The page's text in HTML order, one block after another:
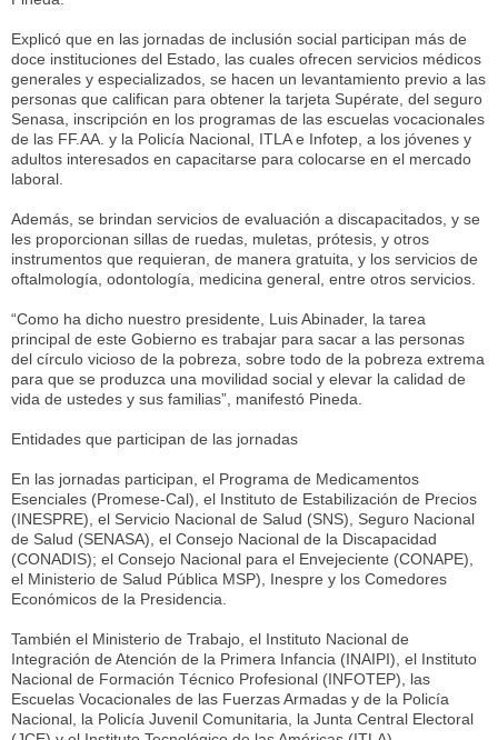
Explicó que en las jornadas de inclusión social participan más de
doce instituciones del Estado, las cuales ofrecen servicios médicos
generales y especializados, se hacen un levantamiento previo a las
personas que califican para obtener la tarjeta Supérate, del seguro
Senasa, inscripción en los programas de las escuelas vocacionales
de las FF.AA. y la Policía Nacional, ITLA e Infotep, a los jóvenes y
adultos interesados en capacitarse para colocarse en el mercado
laboral.
Además, se brindan servicios de evaluación a discapacitados, y se
les proporcionan sillas de ruedas, muletas, prótesis, y otros
instrumentos que requieran, de manera gratuita, y los servicios de
oftalmología, odontología, medicina general, entre otros servicios.
“Como ha dicho nuestro presidente, Luis Abinader, la tarea
principal de este Gobierno es trabajar para sacar a las personas
del círculo vicioso de la pobreza, sobre todo de la pobreza extrema
para que se produzca una movilidad social y elevar la calidad de
vida de ustedes y sus familias”, manifestó Pineda.
Entidades que participan de las jornadas
En las jornadas participan, el Programa de Medicamentos
Esenciales (Promese-Cal), el Instituto de Estabilización de Precios
(INESPRE), el Servicio Nacional de Salud (SNS), Seguro Nacional
de Salud (SENASA), el Consejo Nacional de la Discapacidad
(CONADIS); el Consejo Nacional para el Envejeciente (CONAPE),
el Ministerio de Salud Pública MSP), Inespre y los Comedores
Económicos de la Presidencia.
También el Ministerio de Trabajo, el Instituto Nacional de
Integración de Atención de la Primera Infancia (INAIPI), el Instituto
Nacional de Formación Técnico Profesional (INFOTEP), las
Escuelas Vocacionales de las Fuerzas Armadas y de la Policía
Nacional, la Policía Juvenil Comunitaria, la Junta Central Electoral